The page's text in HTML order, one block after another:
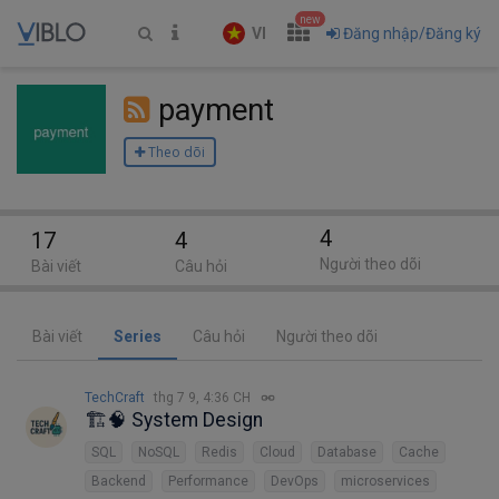
VI
new
Đăng nhập/Đăng ký
payment
Theo dõi
Bài viết Series Câu hỏi Người theo dõi
TechCraft thg 7 9, 4:36 CH
🏗️🧠 System Design
SQL NoSQL Redis Cloud Database
Cache
Backend
Performance DevOps
microservices
17
Bài viết
4
Câu hỏi
4
Người theo dõi